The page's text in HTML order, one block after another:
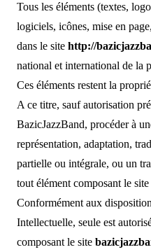
Tous les éléments (textes,
logiciels, icônes, mise en
dans le site http://
national et international de la
Ces éléments restent la
A ce titre, sauf autorisation
BazicJazzBand, procéder à
représentation, adaptation,
partielle ou intégrale, ou un
tout élément composant le site
Conformément aux
Intellectuelle, seule est
composant le site